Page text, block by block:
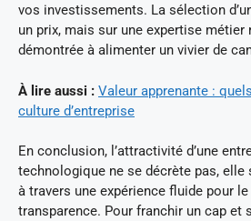
vos investissements. La sélection
un prix, mais sur une expertise
démontrée à alimenter un vivier de
À lire aussi : Valeur apprenante :
culture d’entreprise
En conclusion, l’attractivité d’une
technologique ne se décrète pas,
à travers une expérience fluide pour
transparence. Pour franchir un cap et